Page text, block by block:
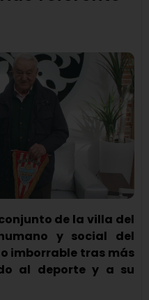
de la villa del
y social del
imborrable tras más
al deporte y a su